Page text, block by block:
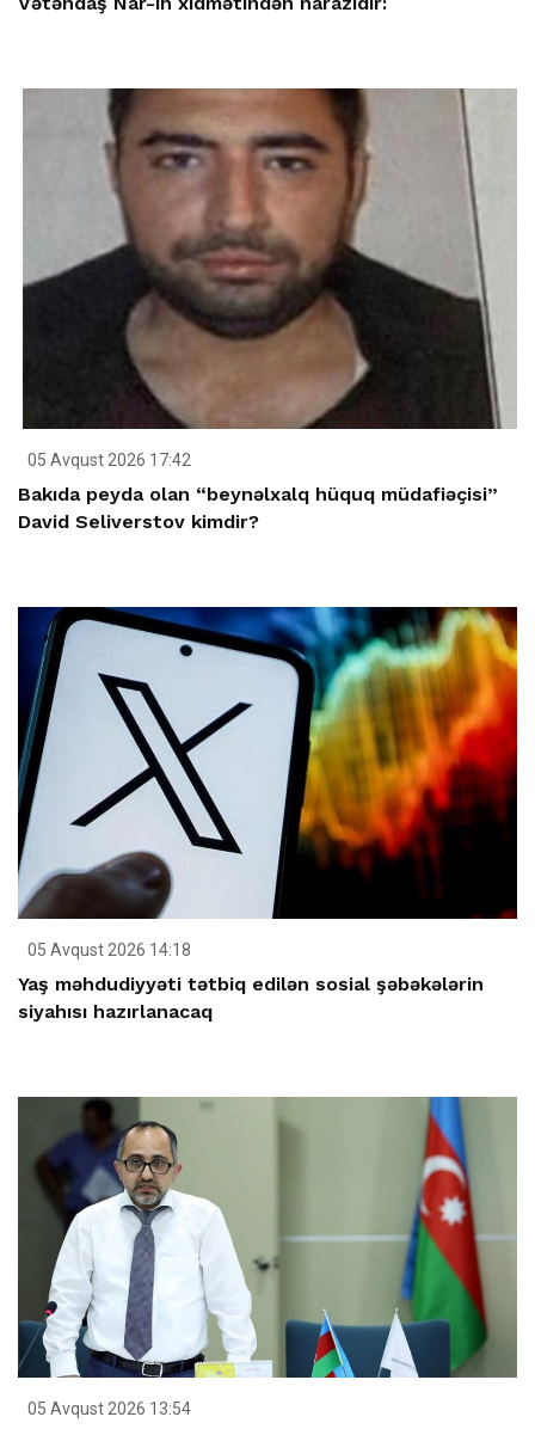
05 Avqust 2026 17:42
Bakıda peyda olan “beynəlxalq hüquq müdafiəçisi”
David Seliverstov kimdir?
05 Avqust 2026 14:18
Yaş məhdudiyyəti tətbiq edilən sosial şəbəkələrin
siyahısı hazırlanacaq
05 Avqust 2026 13:54